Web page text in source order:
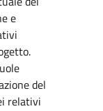
e
del
relativi